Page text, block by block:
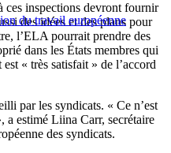
du travail européenne
ces inspections devront fournir
des idées et des plans pour
l’ELA pourrait prendre des
dans les États membres qui
« très satisfait » de l’accord
par les syndicats. « Ce n’est
a estimé Liina Carr, secrétaire
des syndicats.